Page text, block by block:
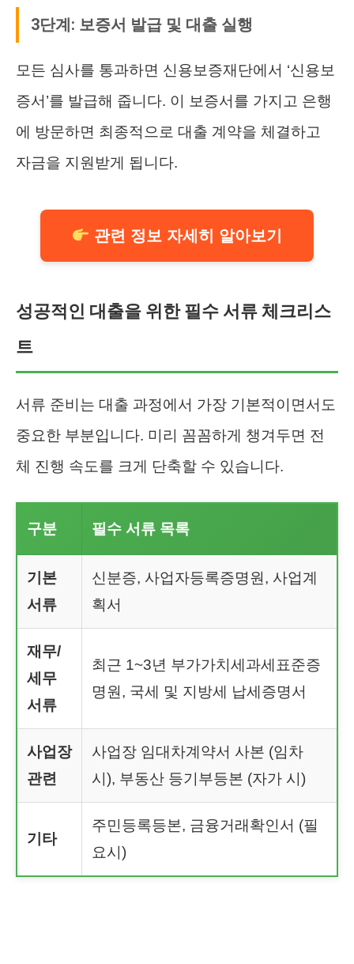
3단계: 보증서 발급 및 대출 실행
모든 심사를 통과하면 신용보증재단에서 ‘신용보
증서’를 발급해 줍니다. 이 보증서를 가지고 은행
에 방문하면 최종적으로 대출 계약을 체결하고
자금을 지원받게 됩니다.
관련 정보 자세히 알아보기
성공적인 대출을 위한 필수 서류 체크리스
트
서류 준비는 대출 과정에서 가장 기본적이면서도
중요한 부분입니다. 미리 꼼꼼하게 챙겨두면 전
체 진행 속도를 크게 단축할 수 있습니다.
구분 필수 서류 목록
기본
서류
신분증, 사업자등록증명원, 사업계
획서
재무/
세무
서류
최근 1~3년 부가가치세과세표준증
명원, 국세 및 지방세 납세증명서
사업장
관련
사업장 임대차계약서 사본 (임차
시), 부동산 등기부등본 (자가 시)
기타
주민등록등본, 금융거래확인서 (필
요시)